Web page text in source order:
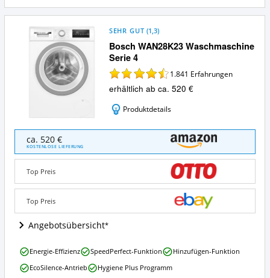
Bosch WAN28K23 Waschmaschine
Serie 4
SEHR GUT (1,3)
1.841 Erfahrungen
erhältlich ab ca. 520 €
Produktdetails
Bosch
WAN28K23
Waschmaschine
Serie
Angebote:
ist
diese
Waschmaschine
kg
erhältlich?
ca. 520 €
KOSTENLOSE LIEFERUNG
Top Preis
Top Preis
Angebotsübersicht
Bosch
WAN28K23
Waschmaschine
Energie-Effizienz SpeedPerfect-Funktion
Hinzufügen-Funktion
EcoSilence-Antrieb
Hygiene Plus Programm